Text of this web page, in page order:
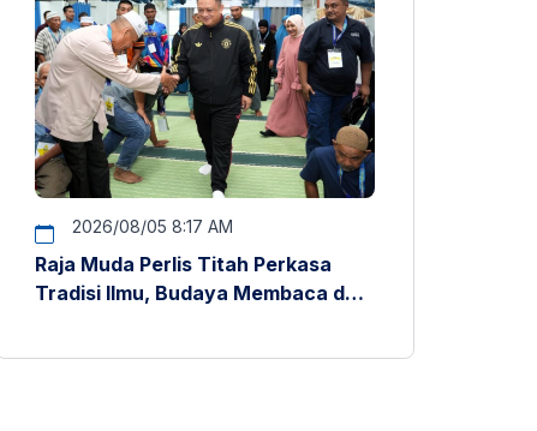
2026/08/05 8:17 AM
Raja Muda Perlis Titah Perkasa
Tradisi Ilmu, Budaya Membaca dan